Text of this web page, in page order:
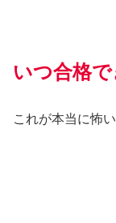
いつ合格
これが本当に怖